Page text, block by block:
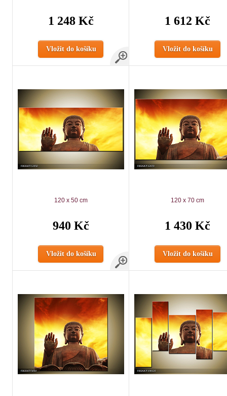
1 248 Kč
Vložit do košíku
1 612 Kč
Vložit do košíku
120 x 50 cm
940 Kč
Vložit do košíku
120 x 70 cm
1 430 Kč
Vložit do košíku